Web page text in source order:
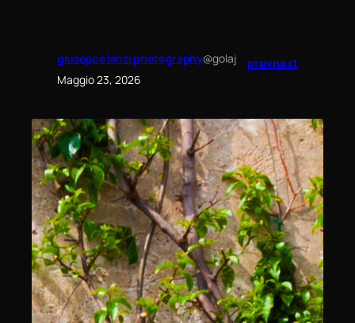
giuseppe lanzi photography@golaj
Maggio 23, 2026
prevnext